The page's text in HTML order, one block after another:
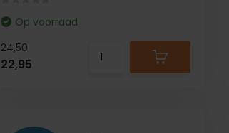
Op voorraad
24,50
22,95